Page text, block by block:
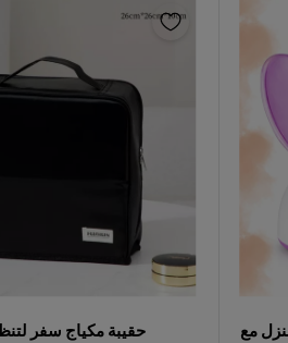
حقيبة مكياج سفر
مع